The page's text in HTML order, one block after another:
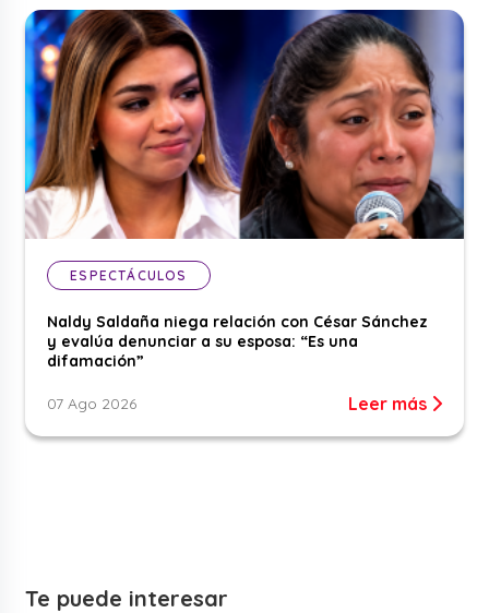
ESPECTÁCULOS
Naldy Saldaña niega relación con César Sánchez
y evalúa denunciar a su esposa: “Es una
difamación”
07 Ago 2026 Leer más
Te puede interesar